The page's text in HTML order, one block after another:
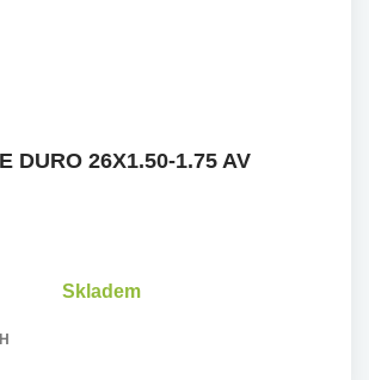
DURO 26X1.50-1.75 AV
Skladem